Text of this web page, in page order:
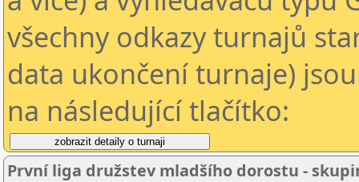
všechny odkazy turnajů
data ukončení turnaje)
na následující tlačítko:
První liga družstev mladšího dorostu -